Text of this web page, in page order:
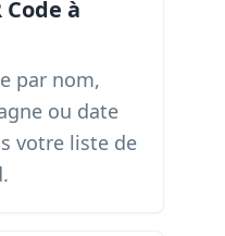
à
par nom,
ou date
votre liste de